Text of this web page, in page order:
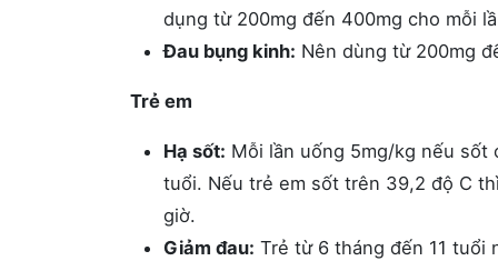
dụng từ 200mg đến 400mg cho mỗi
Đau bụng kinh: Nên dùng từ 200mg
Trẻ em
Hạ sốt: Mỗi lần uống 5mg/kg nếu
tuổi. Nếu trẻ em sốt trên 39,2 độ C
giờ.
Giảm đau: Trẻ từ 6 tháng đến 11